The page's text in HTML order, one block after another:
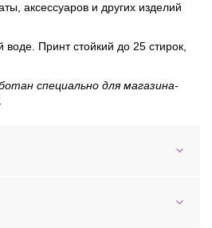
аксессуаров и других изделий
воде. Принт стойкий до 25 стирок,
специально для магазина-